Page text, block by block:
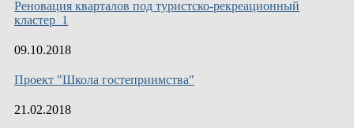
Реновация кварталов под туристско-рекреационный
кластер_1
09.10.2018
Проект "Школа гостеприимства"
21.02.2018